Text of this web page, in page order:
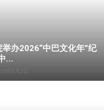
办2026“中巴文化年”纪
...